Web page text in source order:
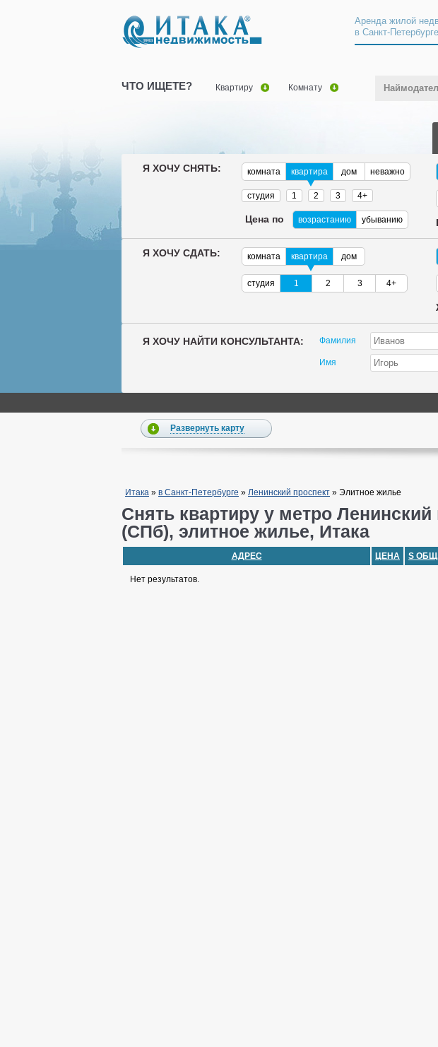
Аренда жилой
в Санкт-
ЧТО ИЩЕТЕ? Квартиру Комнату
Я ХОЧУ СНЯТЬ: комната квартира дом неважно
студия 1 2 3 4+
Цена по возрастанию убыванию
Я ХОЧУ СДАТЬ: комната квартира дом
студия 1 2 3 4+
Я ХОЧУ НАЙТИ КОНСУЛЬТАНТА: Фамилия
Имя
Развернуть карту
Итака » в Санкт-Петербурге » Ленинский проспект » Элитное жилье
Снять квартиру у метро Ленинский
(СПб), элитное жилье, Итака
АДРЕС ЦЕНА S
Нет результатов.